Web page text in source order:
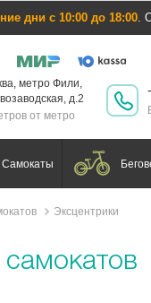
дни с 10:00 до 18:00.
метро Фили,
д.2
от метро
Самокаты
Эксцентрики